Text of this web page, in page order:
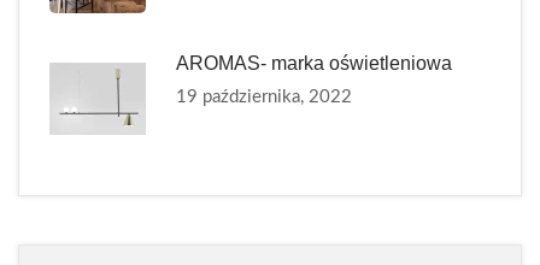
AROMAS- marka oświetleniowa
19 października, 2022